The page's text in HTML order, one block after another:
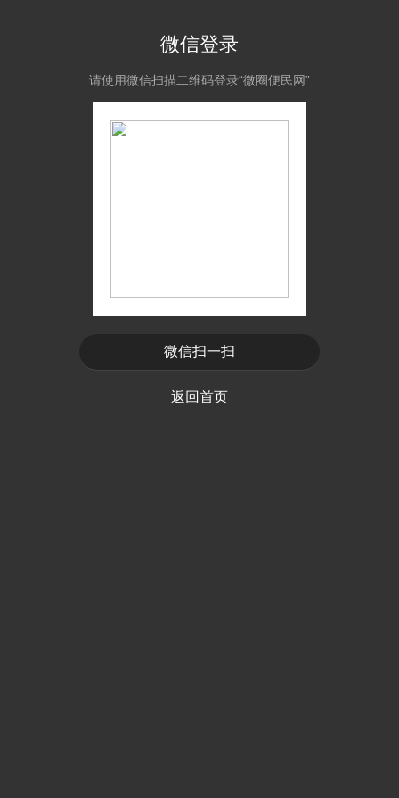
微信登录
请使用微信扫描二维码登录“微圈便民网”
微信扫一扫
返回首页